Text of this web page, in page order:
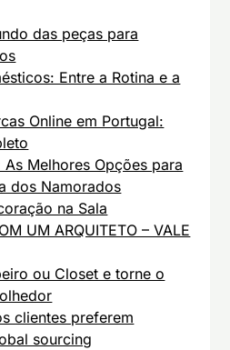
das peças para
Entre a Rotina e a
Online em Portugal:
As Melhores Opções para
dos Namorados
na Sala
UM ARQUITETO – VALE
ou Closet e torne o
clientes preferem
sourcing